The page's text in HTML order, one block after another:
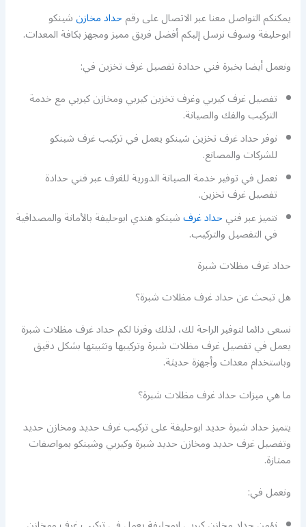
يمكنكم التواصل معنا عبر الاتصال على رقمحداد مخازنشينكو
ابوحليفة وسوف نرسل إليكم أفضل فريق مميز ومجهز بكافة المعدات.
ونعمل أيضا بخبرة فني حدادة تفصيل غرف تخزين في:
تفصيل غرف كيربي وغرف تخزين كيربي ومخازن كيربي مع خدمة
التركيب والفك والصيانة.
نوفر حداد غرف تخزين شينكو يعمل في تركيب غرف شينكو
للشركات والمصانع.
نعمل في توفير خدمة الصيانة الدورية للغرف عبر فني حدادة
تفصيل غرف تخزين.
نتميز عبر فنيحداد غرفشينكو هندي ابوحليفة بالأمانة والمصداقية
في التفصيل والتركيب.
حداد غرف مظلات شبرة
هل تبحث عن حداد غرف مظلات شبرة؟
نسعى دائما لتوفير الراحة لك، لذلك وفرنا لكم حداد غرف مظلات شبرة
يعمل في تفصيل غرف مظلات شبرة وتركيبها وتثبيتها بشكل دقيق
وباستخدام معدات وأجهزة حديثة.
ما هي ميزات حداد غرف مظلات شبرة؟
يتميز حداد شبرة حديد ابوحليفة على تركيب غرف حديد ومخازن حديد
وتفصيل غرف حديد ومخازن حديد شبرة وكيربي وشينكو بمواصفات
ممتازة.
ونعمل في: